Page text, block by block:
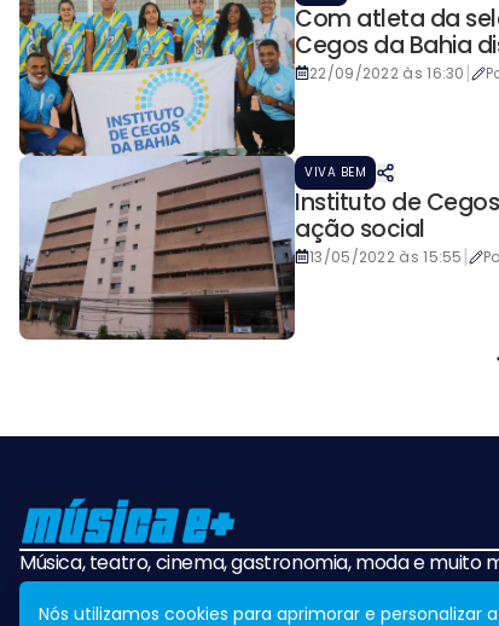
Com atleta da
Cegos da Bahia
22/09/2022 às 16:30 |
VIVA BEM
Instituto de
ação social
13/05/2022 às 15:55 |
Música, teatro, cinema, gastronomia, moda e muito
Nós utilizamos cookies para aprimorar e